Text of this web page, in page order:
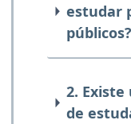
estudar
públicos?
2.
de